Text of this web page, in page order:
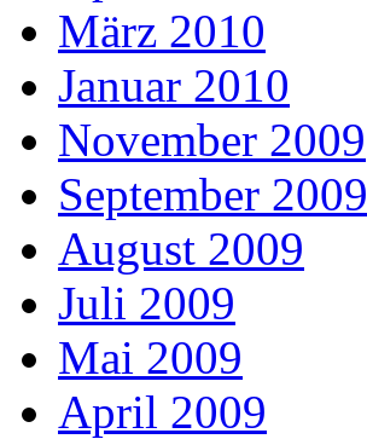
März 2010
Januar 2010
November 2009
September 2009
August 2009
Juli 2009
Mai 2009
April 2009